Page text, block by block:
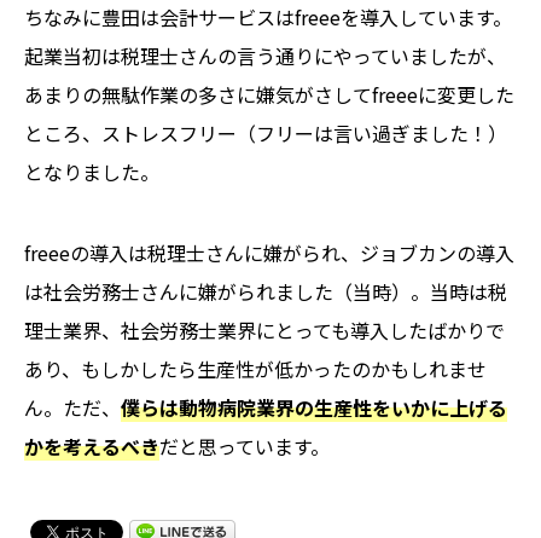
ちなみに豊田は会計サービスはfreeeを導入しています。
起業当初は税理士さんの言う通りにやっていましたが、
あまりの無駄作業の多さに嫌気がさしてfreeeに変更した
ところ、ストレスフリー（フリーは言い過ぎました！）
となりました。
freeeの導入は税理士さんに嫌がられ、ジョブカンの導入
は社会労務士さんに嫌がられました（当時）。当時は税
理士業界、社会労務士業界にとっても導入したばかりで
あり、もしかしたら生産性が低かったのかもしれませ
ん。ただ、 僕らは動物病院業界の生産性をいかに上げる
かを考えるべきだと思っています。